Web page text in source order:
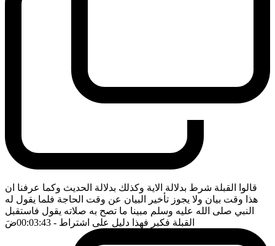
قالوا القبلة شرط بدلالة الاية وكذلك بدلالة الحديث وكما عرفنا ان
هذا وقت بيان ولا يجوز تأخير البيان عن وقت الحاجة فلما يقول له
النبي صلى الله عليه وسلم مبينا ما تصح به صلاته يقول فاستقبل
القبلة فكبر فهذا دليل على اشتراط - 00:03:43 ضَ